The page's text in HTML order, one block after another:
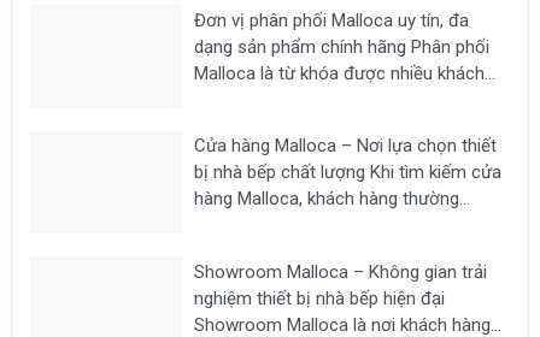
Đơn vị phân phối Malloca uy tín, đa
dạng sản phẩm chính hãng Phân phối
Malloca là từ khóa được nhiều khách
máy hút mùi, lò nướng,...
Cửa hàng Malloca – Nơi lựa chọn thiết
bị nhà bếp chất lượng Khi tìm kiếm cửa
hàng Malloca, khách hàng thường
như bếp từ, máy hút...
Showroom Malloca – Không gian trải
nghiệm thiết bị nhà bếp hiện đại
Showroom Malloca là nơi khách hàng